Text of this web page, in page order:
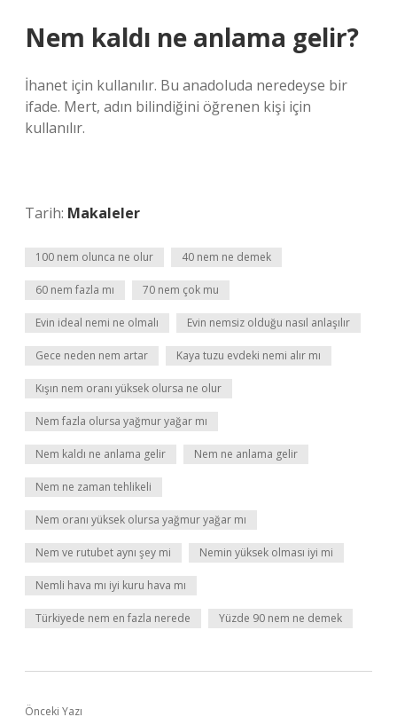
Nem kaldı ne anlama gelir?
İhanet için kullanılır. Bu anadoluda neredeyse bir
ifade. Mert, adın bilindiğini öğrenen kişi için
kullanılır.
Tarih: Makaleler
100 nem olunca ne olur 40 nem ne demek
60 nem fazla mı 70 nem çok mu
Evin ideal nemi ne olmalı Evin nemsiz olduğu nasıl anlaşılır
Gece neden nem artar Kaya tuzu evdeki nemi alır mı
Kışın nem oranı yüksek olursa ne olur
Nem fazla olursa yağmur yağar mı
Nem kaldı ne anlama gelir Nem ne anlama gelir
Nem ne zaman tehlikeli
Nem oranı yüksek olursa yağmur yağar mı
Nem ve rutubet aynı şey mi Nemin yüksek olması iyi mi
Nemli hava mı iyi kuru hava mı
Türkiyede nem en fazla nerede Yüzde 90 nem ne demek
Önceki Yazı